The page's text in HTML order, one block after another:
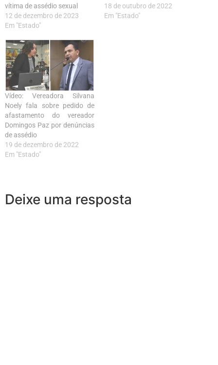
vítima de assédio sexual
12 de dezembro de 2023
Em "Estado"
18 de outubro de 2022
Em "Estado"
Vídeo: Vereadora Silvana
Noely fala sobre pedido de
afastamento do vereador
Domingos Paz por denúncias
de assédio
19 de dezembro de 2022
Em "Estado"
Deixe uma resposta